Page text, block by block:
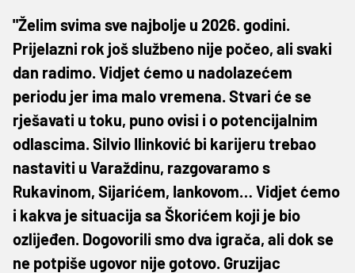
"Želim svima sve najbolje u 2026. godini.
Prijelazni rok još službeno nije počeo, ali svaki
dan radimo. Vidjet ćemo u nadolazećem
periodu jer ima malo vremena. Stvari će se
rješavati u toku, puno ovisi i o potencijalnim
odlascima. Silvio Ilinković bi karijeru trebao
nastaviti u Varaždinu, razgovaramo s
Rukavinom, Sijarićem, Iankovom… Vidjet ćemo
i kakva je situacija sa Škorićem koji je bio
ozlijeđen. Dogovorili smo dva igrača, ali dok se
ne potpiše ugovor nije gotovo. Gruzijac